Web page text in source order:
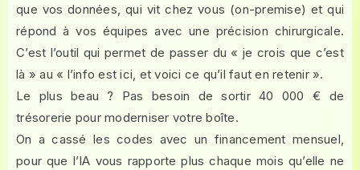
que vos données, qui vit chez vous (on-premise) et qui
répond à vos équipes avec une précision chirurgicale.
C’est l’outil qui permet de passer du « je crois que c’est
là » au « l’info est ici, et voici ce qu’il faut en retenir ».
Le plus beau ? Pas besoin de sortir 40 000 € de
trésorerie pour moderniser votre boîte.
On a cassé les codes avec un financement mensuel,
pour que l’IA vous rapporte plus chaque mois qu’elle ne